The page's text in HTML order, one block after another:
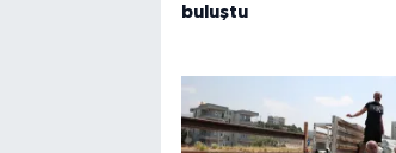
buluştu